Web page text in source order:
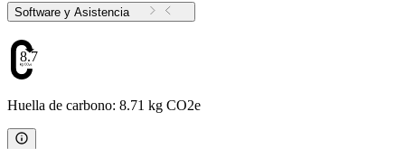
Software y Asistencia
8.71
Huella de carbono: 8.71 kg CO2e